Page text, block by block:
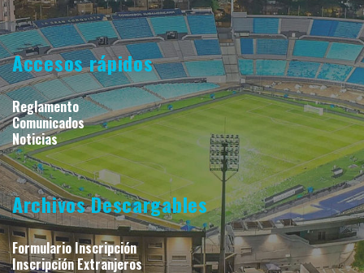
Accesos rápidos
Reglamento
Comunicados
Noticias
Archivos Descargables
Formulario Inscripción
Inscripción Extranjeros